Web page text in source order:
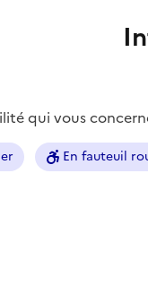
qui vous
En fauteuil